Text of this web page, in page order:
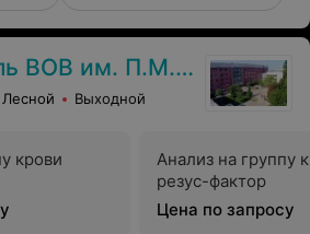
им. П.М. Машерова
Выходной
крови
Анализ на группу
резус-фактор
Цена по запросу